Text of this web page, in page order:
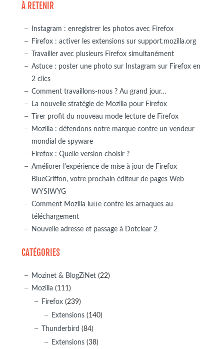
À RETENIR
Instagram : enregistrer les photos avec Firefox
Firefox : activer les extensions sur support.mozilla.org
Travailler avec plusieurs Firefox simultanément
Astuce : poster une photo sur Instagram sur Firefox en
2 clics
Comment travaillons-nous ? Au grand jour…
La nouvelle stratégie de Mozilla pour Firefox
Tirer profit du nouveau mode lecture de Firefox
Mozilla : défendons notre marque contre un vendeur
mondial de spyware
Firefox : Quelle version choisir ?
Améliorer l'expérience de mise à jour de Firefox
BlueGriffon, votre prochain éditeur de pages Web
WYSIWYG
Comment Mozilla lutte contre les arnaques au
téléchargement
Nouvelle adresse et passage à Dotclear 2
CATÉGORIES
Mozinet & BlogZiNet (22)
Mozilla (111)
Firefox (239)
Extensions (140)
Thunderbird (84)
Extensions (38)